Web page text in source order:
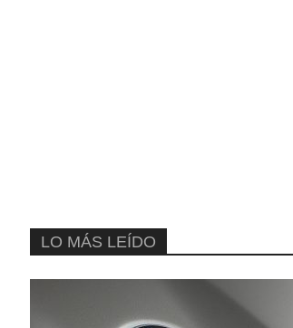
LO MÁS LEÍDO